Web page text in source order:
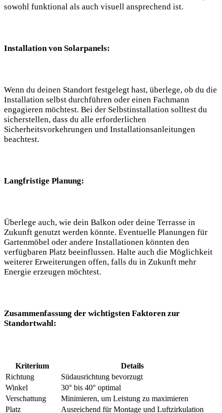
sowohl funktional als auch ⁤visuell ansprechend ist.
Installation ‍von Solarpanels:
Wenn du deinen Standort ⁤festgelegt ⁣hast, überlege, ob du die
Installation selbst​ durchführen oder einen Fachmann
engagieren‍ möchtest. ⁣Bei der Selbstinstallation solltest du
sicherstellen,‌ dass du alle erforderlichen
Sicherheitsvorkehrungen und Installationsanleitungen
beachtest.
Langfristige Planung:
Überlege auch,​ wie dein Balkon⁢ oder deine ⁣Terrasse in
Zukunft genutzt werden könnte. Eventuelle Planungen ​für
Gartenmöbel⁤ oder⁤ andere‍ Installationen könnten den
verfügbaren Platz ‍beeinflussen. Halte ⁢auch die Möglichkeit​
weiterer ⁤Erweiterungen offen, falls du in‌ Zukunft mehr
Energie erzeugen möchtest.
Zusammenfassung der wichtigsten Faktoren zur
‍Standortwahl:
Kriterium
Details
Richtung
Südausrichtung bevorzugt
Winkel
30° ⁢bis 40° optimal
Verschattung
Minimieren, um Leistung zu⁤ maximieren
Platz
Ausreichend‍ für Montage und ⁣Luftzirkulation